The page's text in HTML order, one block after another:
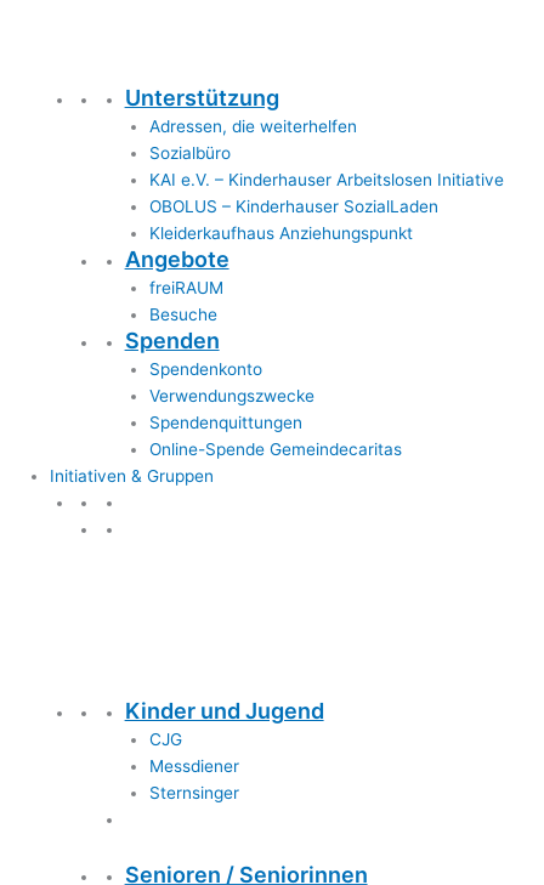
Unterstützung
Adressen, die weiterhelfen
Sozialbüro
KAI e.V. – Kinderhauser Arbeitslosen Initiative
OBOLUS – Kinderhauser SozialLaden
Kleiderkaufhaus Anziehungspunkt
Angebote
freiRAUM
Besuche
Spenden
Spendenkonto
Verwendungszwecke
Spendenquittungen
Online-Spende Gemeindecaritas
Initiativen & Gruppen
Kinder und Jugend
CJG
Messdiener
Sternsinger
Senioren / Seniorinnen